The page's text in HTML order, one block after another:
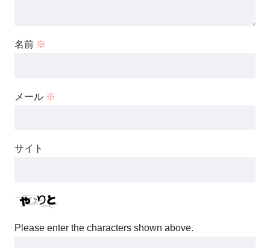
名前 ※
メール ※
サイト
Please enter the characters shown above.